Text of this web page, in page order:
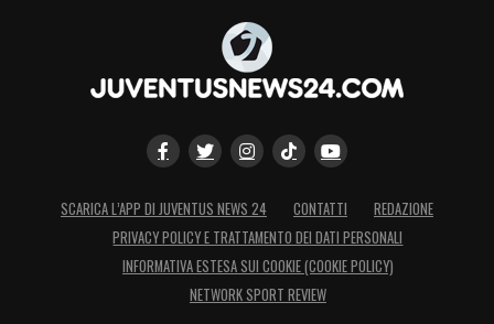
SCARICA L’APP DI JUVENTUS NEWS 24 CONTATTI
REDAZIONE
PRIVACY POLICY E TRATTAMENTO DEI DATI PERSONALI
INFORMATIVA ESTESA SUI COOKIE (COOKIE POLICY)
NETWORK SPORT REVIEW